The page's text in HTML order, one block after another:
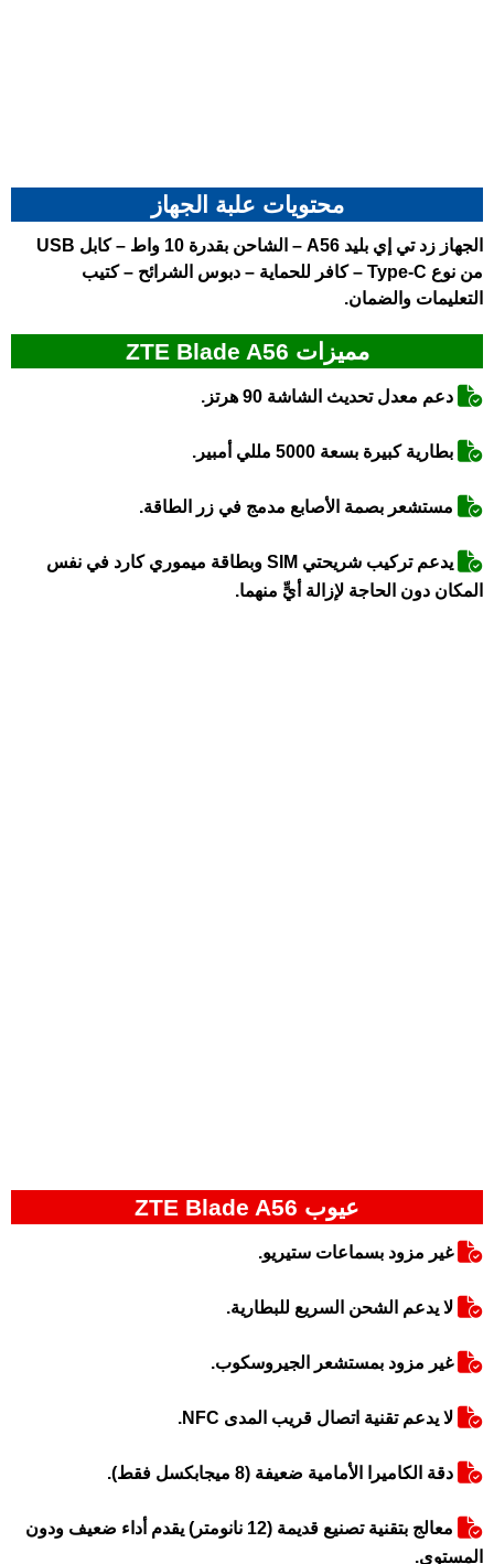
محتويات علبة الجهاز
الجهاز زد تي إي بليد A56
– الشاحن بقدرة 10 واط – كابل USB
من نوع Type-C – كافر للحماية – دبوس الشرائح – كتيب
التعليمات والضمان.
مميزات ZTE Blade A56
دعم معدل تحديث الشاشة 90 هرتز.
بطارية كبيرة بسعة 5000 مللي أمبير.
مستشعر بصمة الأصابع مدمج في زر الطاقة.
يدعم تركيب شريحتي SIM وبطاقة ميموري كارد في نفس
المكان دون الحاجة لإزالة أيٍّ منهما.
عيوب ZTE Blade A56
غير مزود بسماعات ستيريو.
لا يدعم الشحن السريع للبطارية.
غير مزود بمستشعر الجيروسكوب.
لا يدعم تقنية اتصال قريب المدى NFC.
دقة الكاميرا الأمامية ضعيفة (8 ميجابكسل فقط).
معالج بتقنية تصنيع قديمة (12 نانومتر) يقدم أداء ضعيف ودون
المستوى.